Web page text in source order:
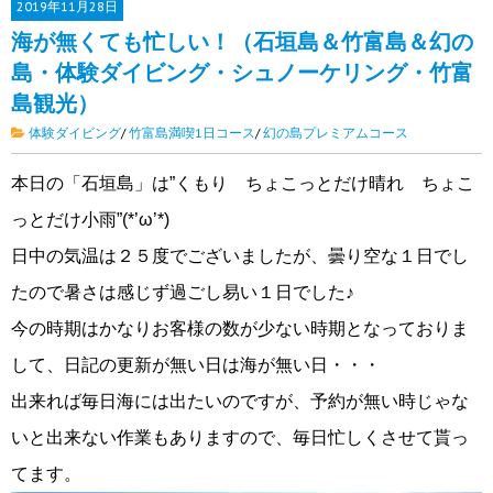
2019年11月28日
海が無くても忙しい！（石垣島＆竹富島＆幻の
島・体験ダイビング・シュノーケリング・竹富
島観光）
体験ダイビング/ 竹富島満喫1日コース/ 幻の島プレミアムコース
本日の「石垣島」は”くもり ちょこっとだけ晴れ ちょこ
っとだけ小雨”(*’ω’*)
日中の気温は２５度でございましたが、曇り空な１日でし
たので暑さは感じず過ごし易い１日でした♪
今の時期はかなりお客様の数が少ない時期となっておりま
して、日記の更新が無い日は海が無い日・・・
出来れば毎日海には出たいのですが、予約が無い時じゃな
いと出来ない作業もありますので、毎日忙しくさせて貰っ
てます。